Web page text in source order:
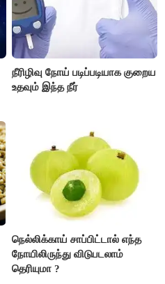
நீரிழிவு நோய் படிப்படியாக குறைய
உதவும் இந்த நீர்
நெல்லிக்காய் சாப்பிட்டால் எந்த
நோயிலிருந்து விடுபடலாம்
தெரியுமா ?